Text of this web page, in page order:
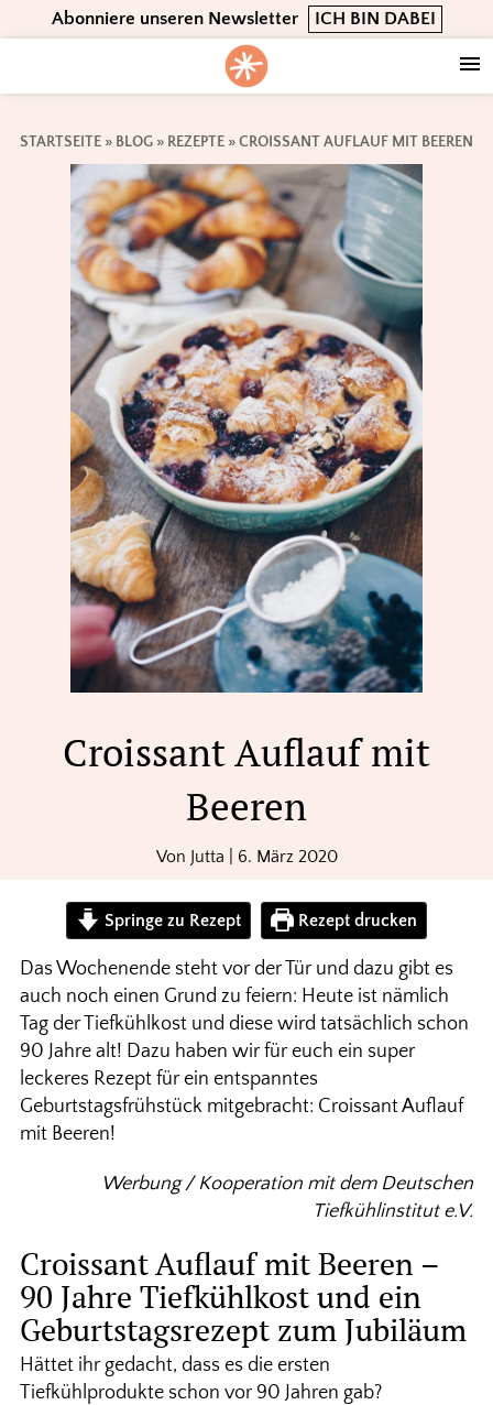
to
navigation
to
content
to
Abonniere unseren Newsletter ICH BIN DABEI
STARTSEITE » BLOG » REZEPTE »CROISSANT AUFLAUF MIT BEEREN
Croissant Auflauf mit
Beeren
Von Jutta 6. März 2020
Springe zu Rezept Rezept drucken
Das Wochenende steht vor der Tür und dazu gibt es
auch noch einen Grund zu feiern: Heute ist nämlich
Tag der Tiefkühlkost und diese wird tatsächlich schon
90 Jahre alt! Dazu haben wir für euch ein super
leckeres Rezept für ein entspanntes
Geburtstagsfrühstück mitgebracht: Croissant Auflauf
mit Beeren!
Werbung / Kooperation mit dem Deutschen
Tiefkühlinstitut e.V.
Croissant Auflauf mit Beeren –
90 Jahre Tiefkühlkost und ein
Geburtstagsrezept zum Jubiläum
Hättet ihr gedacht, dass es die ersten
Tiefkühlprodukte schon vor 90 Jahren gab?